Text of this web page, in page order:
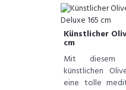
Künstlicher
cm
Mit diesem
künstlichen
eine tolle